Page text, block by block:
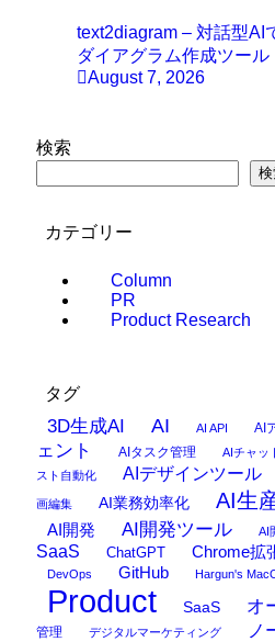
text2diagram – 対話型AI
ダイアグラム作成ツール
August 7, 2026
検索
カテゴリー
Column
PR
Product Research
タグ
3D生成AI AI AI API AI
ェント
AIタスク管理 AIチャッ
スト自動化
AIデザインツール
画編集 AI業務効率化 AI生
AI開発 AI開発ツール AI
SaaS
ChatGPT Chrome拡
DevOps GitHub Hargun's
Product SaaS オ
管理
デジタルマーケティング ノ